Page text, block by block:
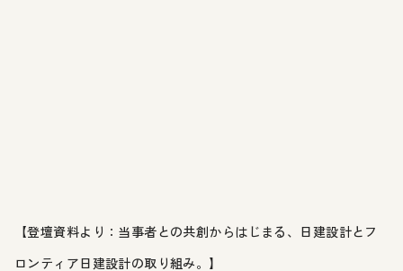
【登壇資料より：当事者との共創からはじまる、日建設計とフ
ロンティア日建設計の取り組み。】